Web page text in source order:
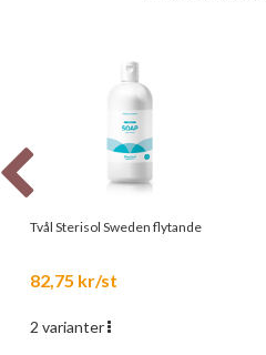
Tvål Sterisol Sweden flytande
82,75 kr/st
2 varianter